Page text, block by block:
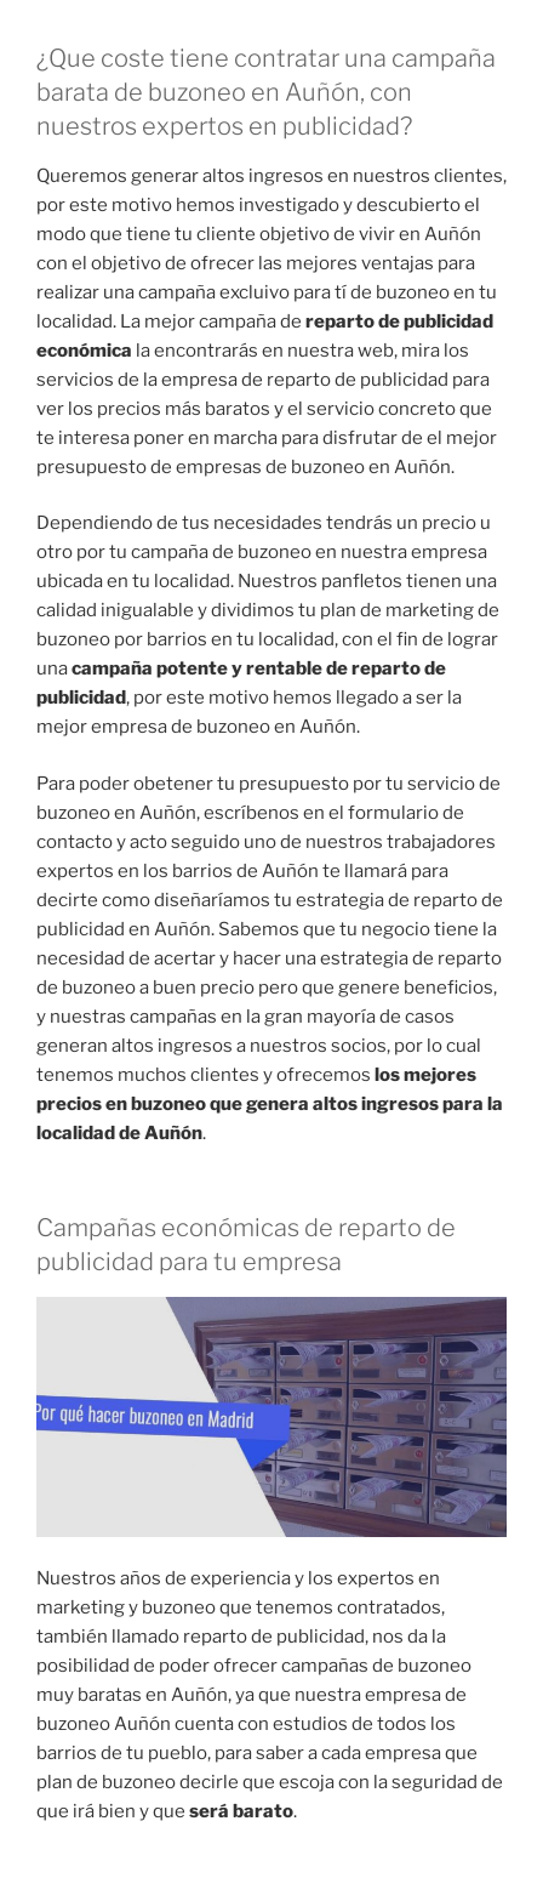
¿Que coste tiene contratar una campaña
barata de buzoneo en Auñón, con
nuestros expertos en publicidad?
Queremos generar altos ingresos en nuestros clientes,
por este motivo hemos investigado y descubierto el
modo que tiene tu cliente objetivo de vivir en Auñón
con el objetivo de ofrecer las mejores ventajas para
realizar una campaña excluivo para tí de buzoneo en tu
localidad. La mejor campaña de reparto de publicidad
económica la encontrarás en nuestra web, mira los
servicios de la empresa de reparto de publicidad para
ver los precios más baratos y el servicio concreto que
te interesa poner en marcha para disfrutar de el mejor
presupuesto de empresas de buzoneo en Auñón.
Dependiendo de tus necesidades tendrás un precio u
otro por tu campaña de buzoneo en nuestra empresa
ubicada en tu localidad. Nuestros panfletos tienen una
calidad inigualable y dividimos tu plan de marketing de
buzoneo por barrios en tu localidad, con el fin de lograr
unacampaña potente y rentable de reparto de
publicidad, por este motivo hemos llegado a ser la
mejor empresa de buzoneo en Auñón.
Para poder obetener tu presupuesto por tu servicio de
buzoneo en Auñón, escríbenos en el formulario de
contacto y acto seguido uno de nuestros trabajadores
expertos en los barrios de Auñón te llamará para
decirte como diseñaríamos tu estrategia de reparto de
publicidad en Auñón. Sabemos que tu negocio tiene la
necesidad de acertar y hacer una estrategia de reparto
de buzoneo a buen precio pero que genere beneficios,
y nuestras campañas en la gran mayoría de casos
generan altos ingresos a nuestros socios, por lo cual
tenemos muchos clientes y ofrecemos los mejores
precios en buzoneo que genera altos ingresos para la
localidad de Auñón.
Campañas económicas de reparto de
publicidad para tu empresa
Nuestros años de experiencia y los expertos en
marketing y buzoneo que tenemos contratados,
también llamado reparto de publicidad, nos da la
posibilidad de poder ofrecer campañas de buzoneo
muy baratas en Auñón, ya que nuestra empresa de
buzoneo Auñón cuenta con estudios de todos los
barrios de tu pueblo, para saber a cada empresa que
plan de buzoneo decirle que escoja con la seguridad de
que irá bien y que será barato.